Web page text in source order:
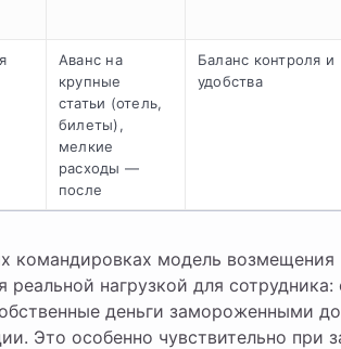
Аванс на
крупные
статьи (отель,
билеты),
мелкие
расходы —
после
Баланс контроля и
удобства
командировках модель возмещения
реальной нагрузкой для
деньги замороженными
Это особенно чувствительно при